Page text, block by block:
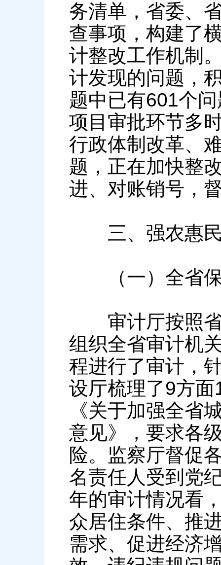
务清单，省委、
查事项，构建了
计整改工作机制
计发现的问题，
题中已有601个
项目审批环节多
行政体制改革、
题，正在加快整
进、对账销号，
三、强农惠民
（一）全省保
审计厅按照省
组织全省审计机
程进行了审计，
设厅梳理了9方
《关于加强全省
意见》，要求各
险。监察厅督促
名责任人受到党
年的审计情况看
众居住条件、推
需求、促进经济